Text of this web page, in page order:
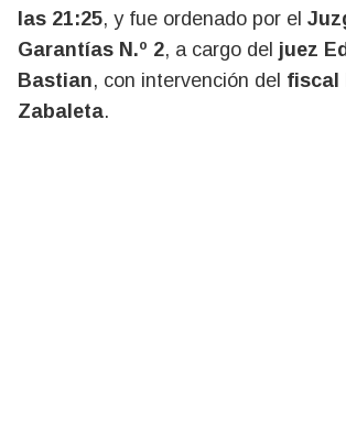
las 21:25, y fue ordenado por el
Garantías N.º 2, a cargo del juez
Bastian, con intervención del fiscal
Zabaleta.